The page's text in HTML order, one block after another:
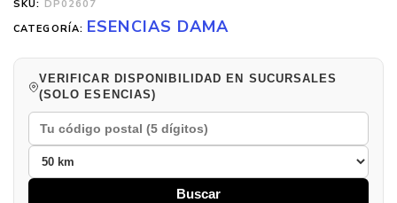
SKU: DP02607
CATEGORÍA: ESENCIAS DAMA
VERIFICAR DISPONIBILIDAD EN SUCURSALES
(SOLO ESENCIAS)
Buscar